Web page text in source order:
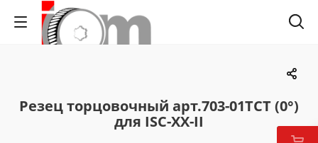
Резец торцовочный арт.703-01ТСТ (0°)
для ISC-XX-II